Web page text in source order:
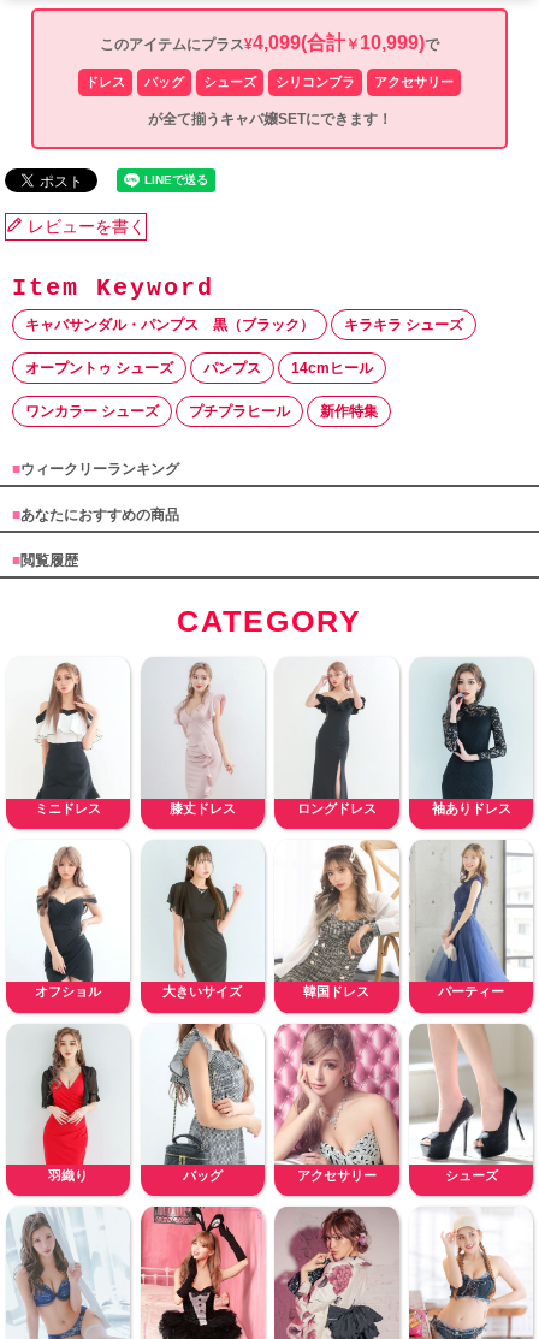
このアイテムにプラス¥4,099(合計 ￥ 10,999)で
ドレス バッグ シューズ シリコンブラ アクセサリー
が全て揃うキャバ嬢SETにできます！
レビューを書く
キャバサンダル・パンプス 黒（ブラック） キラキラ シューズ
オープントゥ シューズ パンプス 14cmヒール
ワンカラー シューズ プチプラヒール 新作特集
■ウィークリーランキング
■あなたにおすすめの商品
■閲覧履歴
CATEGORY
ミニドレス 膝丈ドレス ロングドレス 袖ありドレス
オフショル 大きいサイズ 韓国ドレス パーティー
羽織り バッグ アクセサリー シューズ